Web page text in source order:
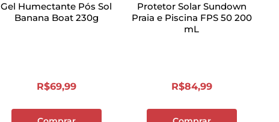
Gel Humectante Pós Sol
Banana Boat 230g
R$69,99
Protetor Solar Sundown
Praia e Piscina FPS 50 200
mL
R$84,99